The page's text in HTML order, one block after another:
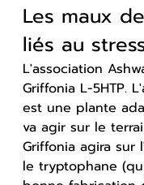
Les maux
liés au
L'association
Griffonia L-5HTP.
est une plante
va agir sur le
Griffonia agira sur
le tryptophane